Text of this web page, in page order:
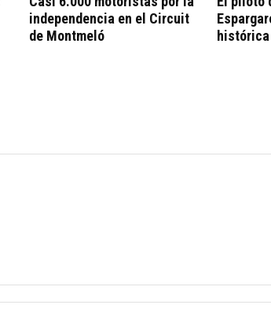
independencia en el Circuit
de Montmeló